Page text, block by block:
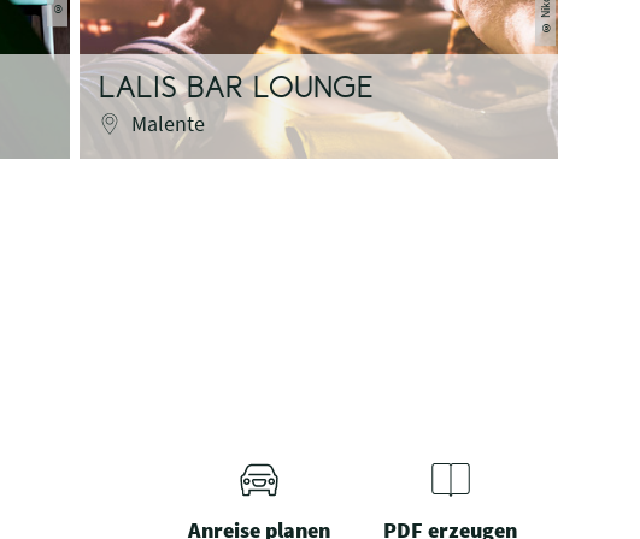
©
LALIS BAR LOUNGE
Malente
©
Anreise planen PDF erzeugen